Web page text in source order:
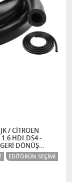
/ CİTROEN
DÖNÜŞ
EDITÖRÜN SEÇIMI